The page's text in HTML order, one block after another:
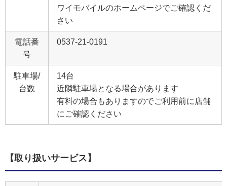
ワイモバイルのホームページでご確認くだ
さい
電話番
号
0537-21-0191
駐車場/
台数
14台
近隣駐車場となる場合があります
有料の場合もありますのでご利用前に店舗
にご確認ください
【取り扱いサービス】